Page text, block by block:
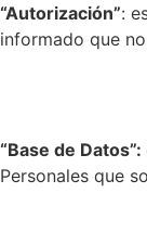
“Autorización”:
informado que
“Base de Datos”:
Personales que